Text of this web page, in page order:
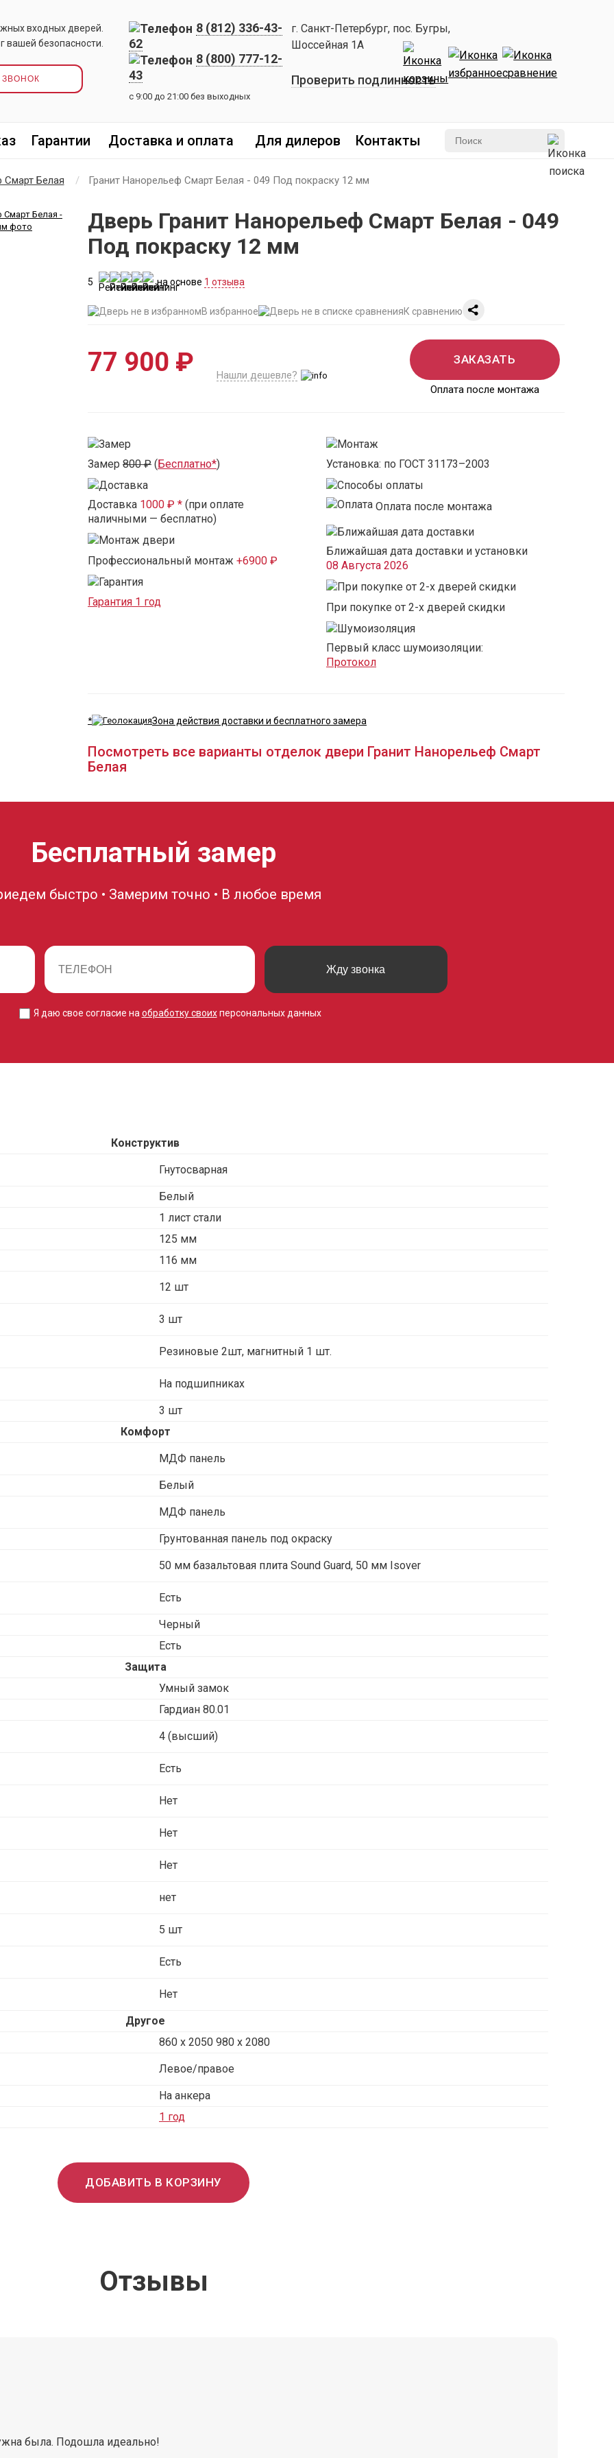
входных дверей.
вашей безопасности.
8 (812) 336-43-
62
8 (800) 777-12-
43
с 9:00 до 21:00 без выходных
г. Санкт-Петербург, пос. Бугры,
Шоссейная 1А
Проверить подлинность
Гарантии Доставка и оплата Для дилеров Контакты
Смарт Белая Гранит Нанорельеф Смарт Белая - 049 Под покраску 12 мм
Дверь Гранит Нанорельеф Смарт Белая - 049
Под покраску 12 мм
5 на основе 1 отзыва
В избранное К сравнению
77 900 ₽ Нашли дешевле?
ЗАКАЗАТЬ
Оплата после монтажа
Замер 800 ₽ ( Бесплатно*)
Доставка 1000 ₽ * (при оплате
наличными — бесплатно)
Профессиональный монтаж +6900 ₽
Гарантия 1 год
Установка: по ГОСТ 31173–2003
Оплата после монтажа
Ближайшая дата доставки и установки
08 Августа 2026
При покупке от 2-х дверей скидки
Первый класс шумоизоляции:
Протокол
* Зона действия доставки и бесплатного замера
Посмотреть все варианты отделок двери Гранит Нанорельеф Смарт
Белая
Бесплатный замер
быстро • Замерим точно • В любое время
Жду звонка
Я даю свое согласие на обработку своихперсональных данных
Конструктив
Гнутосварная
Белый
1 лист стали
125 мм
116 мм
12 шт
3 шт
Резиновые 2шт, магнитный 1 шт.
На подшипниках
3 шт
Комфорт
МДФ панель
Белый
МДФ панель
Грунтованная панель под окраску
50 мм базальтовая плита Sound Guard, 50 мм Isover
Есть
Черный
Есть
Защита
Умный замок
Гардиан 80.01
4 (высший)
Есть
Нет
Нет
Нет
нет
5 шт
Есть
Нет
Другое
860 х 2050 980 x 2080
Левое/правое
На анкера
1 год
ДОБАВИТЬ В КОРЗИНУ
Отзывы
была. Подошла идеально!